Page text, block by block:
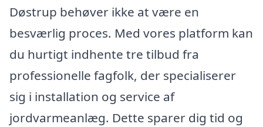
Døstrup behøver ikke at være en
besværlig proces. Med vores platform kan
du hurtigt indhente tre tilbud fra
professionelle fagfolk, der specialiserer
sig i installation og service af
jordvarmeanlæg. Dette sparer dig tid og